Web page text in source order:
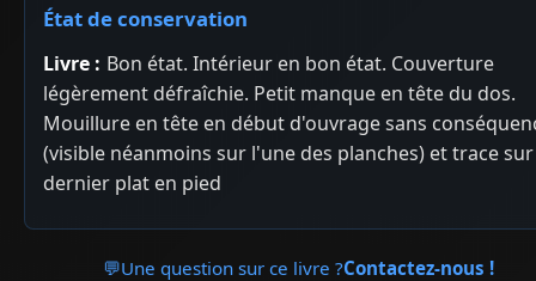
État de conservation
Livre : Bon état. Intérieur en bon état. Couverture
légèrement défraîchie. Petit manque en tête du dos.
Mouillure en tête en début d'ouvrage sans
(visible néanmoins sur l'une des planches) et trace
dernier plat en pied
💬Une question sur ce livre ?Contactez-nous !